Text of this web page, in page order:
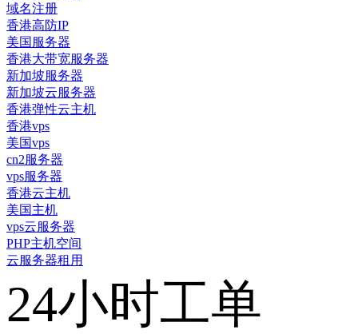
域名注册
香港高防IP
美国服务器
香港大带宽服务器
新加坡服务器
新加坡云服务器
香港弹性云主机
香港vps
美国vps
cn2服务器
vps服务器
香港云主机
美国主机
vps云服务器
PHP主机空间
云服务器租用
24小时工单